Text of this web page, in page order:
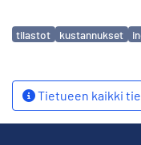
Avainsanat
tilastot kustannukset
Tietueen kaikki